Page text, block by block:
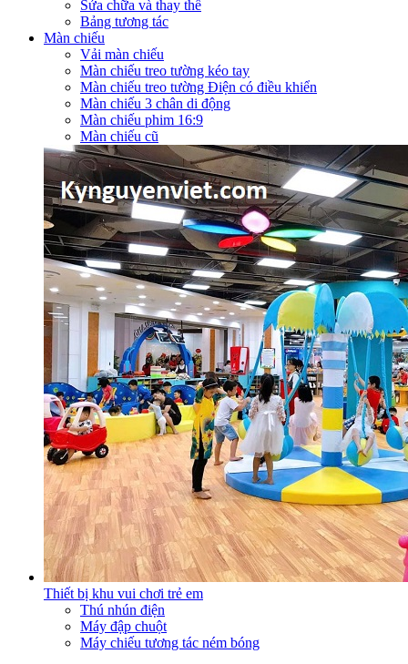
Sửa chữa và thay thế
Bảng tương tác
Màn chiếu
Vải màn chiếu
Màn chiếu treo tường kéo tay
Màn chiếu treo tường Điện có điều khiển
Màn chiếu 3 chân di động
Màn chiếu phim 16:9
Màn chiếu cũ
Thiết bị khu vui chơi trẻ em
Thú nhún điện
Máy đập chuột
Máy chiếu tương tác ném bóng